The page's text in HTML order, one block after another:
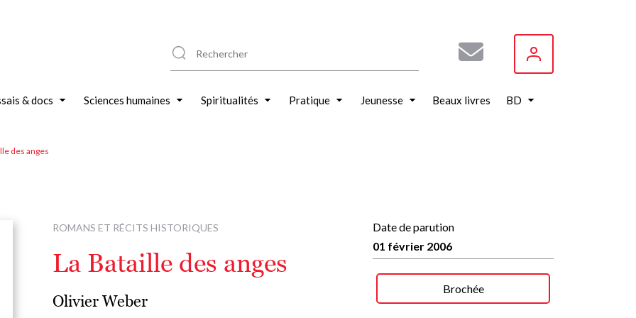
& docs Sciences humaines Spiritualités Pratique Jeunesse Beaux livres BD
des anges
ROMANS ET RÉCITS HISTORIQUES
La Bataille des anges
Olivier Weber
Date de parution
01 février 2006
Brochée